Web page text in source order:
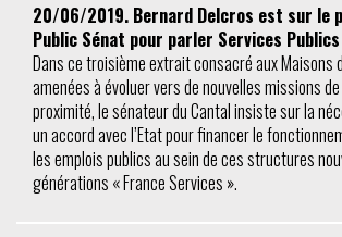
20/06/2019. Bernard Delcros est sur le
Public Sénat pour parler Services
Dans ce troisième extrait consacré aux Maisons
amenées à évoluer vers de nouvelles missions
proximité, le sénateur du Cantal insiste sur la
un accord avec l’Etat pour financer le
les emplois publics au sein de ces structures
générations « France Services ».